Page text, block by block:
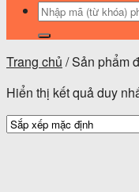
Tìm
Trang chủ /Sản phẩm
Hiển thị kết quả duy